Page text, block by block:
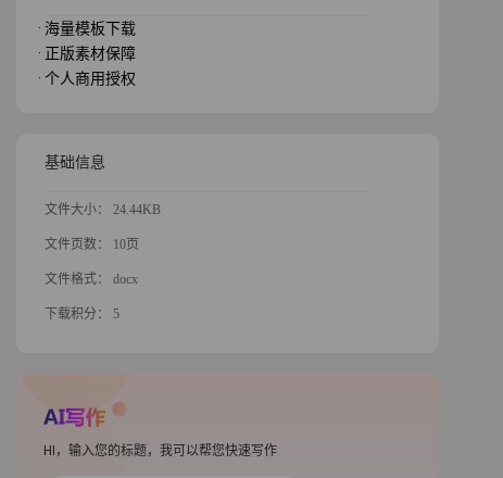
· 海量模板下载
· 正版素材保障
· 个人商用授权
基础信息
文件大小： 24.44KB
文件页数： 10页
文件格式： docx
下载积分： 5
HI，输入您的标题，我可以帮您快速写作